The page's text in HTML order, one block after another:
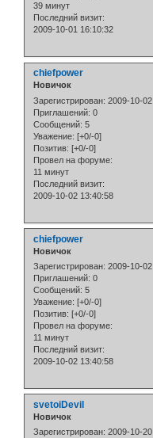
39 минут
Последний визит:
2009-10-01 16:10:32
chiefpower
Новичок
Зарегистрирован: 2009-10-02
Приглашений: 0
Сообщений: 5
Уважение: [+0/-0]
Позитив: [+0/-0]
Провел на форуме:
11 минут
Последний визит:
2009-10-02 13:40:58
chiefpower
Новичок
Зарегистрирован: 2009-10-02
Приглашений: 0
Сообщений: 5
Уважение: [+0/-0]
Позитив: [+0/-0]
Провел на форуме:
11 минут
Последний визит:
2009-10-02 13:40:58
svetoiDevil
Новичок
Зарегистрирован: 2009-10-20